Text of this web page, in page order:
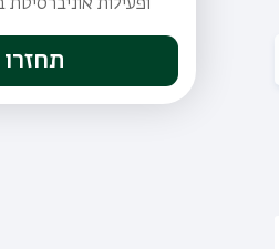
ופעילות אוניברסיטת